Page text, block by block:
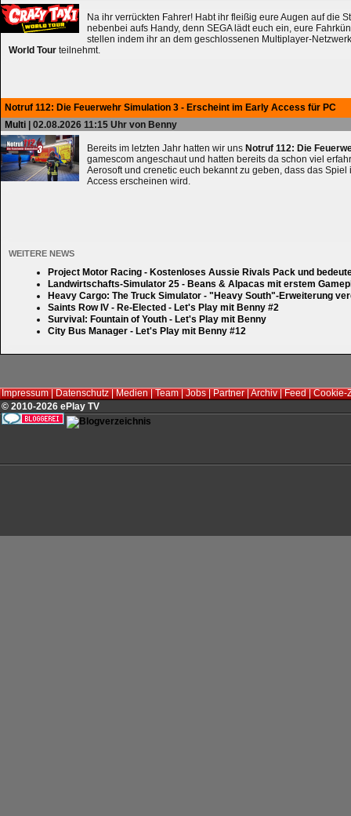
Na ihr verrückten Fahrer! Habt ihr fleißig eure Augen auf die
nebenbei aufs Handy, denn SEGA lädt euch ein, eure
stellen indem ihr an dem geschlossenen Multiplayer-
World Tour teilnehmt.
Notruf 112: Die Feuerwehr Simulation 3 - Erscheint im Early Access für PC
Multi | 02.08.2026 11:15 Uhr von Benny
Bereits im letzten Jahr hatten wir uns Notruf 112: Die
gamescom angeschaut und hatten bereits da schon viel
Aerosoft und crenetic euch bekannt zu geben, dass das Spiel
Access erscheinen wird.
WEITERE NEWS
Project Motor Racing - Kostenloses Aussie Rivals Pack und
Landwirtschafts-Simulator 25 - Beans & Alpacas mit erstem
Heavy Cargo: The Truck Simulator - "Heavy South"-Erweiterung
Saints Row IV - Re-Elected - Let's Play mit Benny #2
Survival: Fountain of Youth - Let's Play mit Benny
City Bus Manager - Let's Play mit Benny #12
Impressum|Datenschutz|Medien|Team|Jobs|Partner|Archiv|Feed|Cookie-
© 2010-2026 ePlay TV